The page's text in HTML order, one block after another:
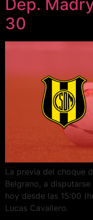
Dep.
30
La previa del choque
Belgrano, a
hoy desde las 15:00
Lucas Cavallero.